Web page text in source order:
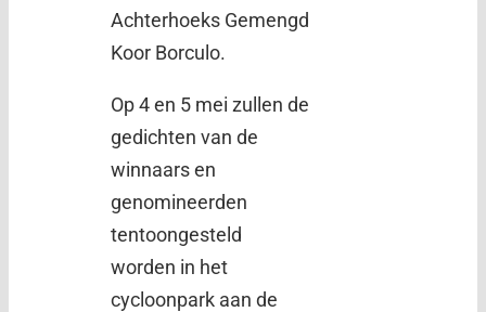
Achterhoeks Gemengd
Koor Borculo.
Op 4 en 5 mei zullen de
gedichten van de
winnaars en
genomineerden
tentoongesteld
worden in het
cycloonpark aan de